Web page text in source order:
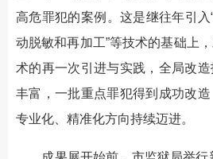
高危罪犯的案例。这是继往年引入
动脱敏和再加工”等技术的基础上
术的再一次引进与实践，全局改
丰富，一批重点罪犯得到成功改造
专业化、精准化方向持续迈进。